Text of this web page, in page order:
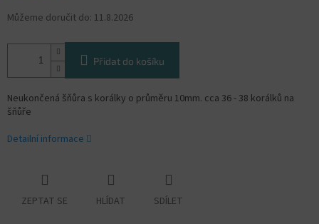
Můžeme doručit do: 11.8.2026
Přidat do košíku
Neukončená šňůra s korálky o průměru 10mm. cca 36 - 38 korálků na
šňůře
Detailní informace
ZEPTAT SE HLÍDAT SDÍLET